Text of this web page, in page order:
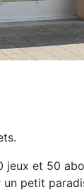
et 50
petit